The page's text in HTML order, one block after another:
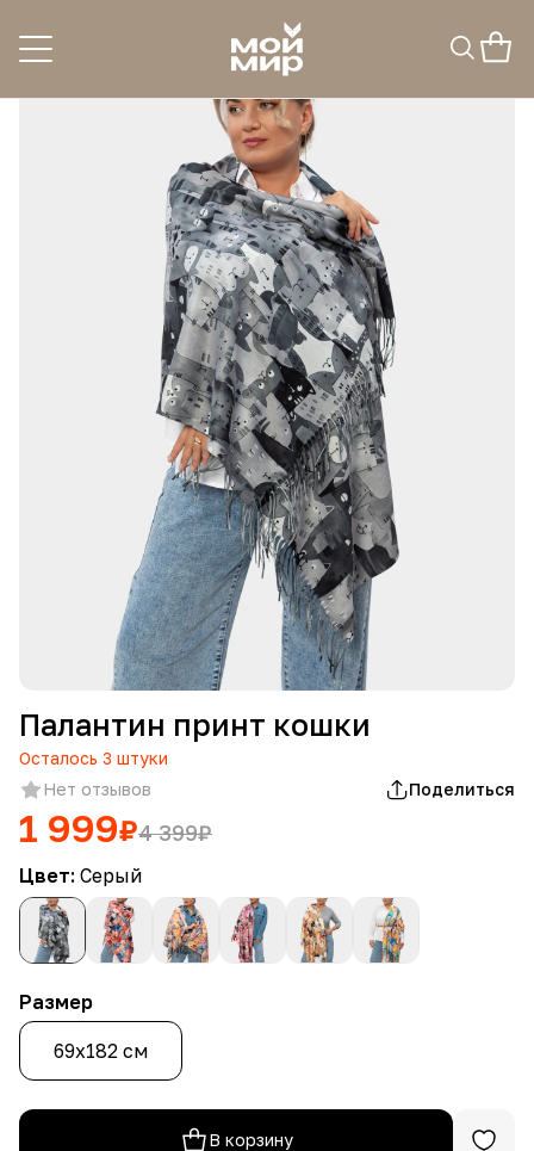
Палантин принт кошки
Осталось 3 штуки
Нет отзывов
Поделиться
1 999₽4 399₽
Цвет: Серый
Размер
69х182 см
В корзину